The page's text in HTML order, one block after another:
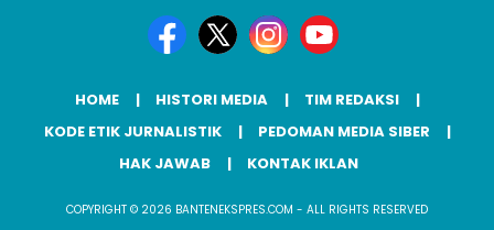
HOME HISTORI MEDIA
TIM REDAKSI
KODE ETIK JURNALISTIK
PEDOMAN MEDIA SIBER
HAK JAWAB
KONTAK IKLAN
COPYRIGHT © 2026 BANTENEKSPRES.COM - ALL RIGHTS RESERVED